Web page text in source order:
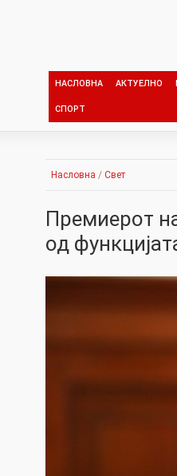
НАСЛОВНА АКТУЕЛНО
СПОРТ
Насловна / Свет
Премиерот
од